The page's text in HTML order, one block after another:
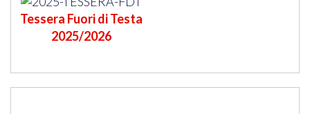
Tessera Fuori di Testa
2025/2026